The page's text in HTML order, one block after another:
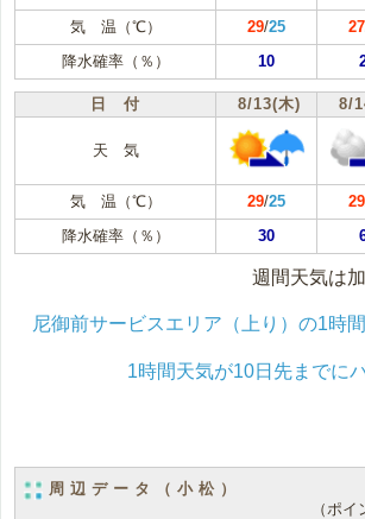
気 温（℃） 29/25 27
降水確率（％）
10
日 付 8/13(木) 8/
天 気
気 温（℃） 29/25 29
降水確率（％）
30
週間天気は
尼御前サービスエリア（上り）の1時
1時間天気が10日先までに
周辺データ（小松）
（ポ